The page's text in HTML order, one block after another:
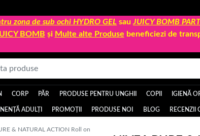
zona de sub ochi HYDRO GEL sau JUICY BOMB
BOMB și Multe alte Produse beneficiezi de
CORP PĂR PRODUSE PENTRU UNGHII COPII IGIENĂ
ADULȚI PROMOȚII PRODUSE NOI BLOG RECENZII
& NATURAL ACTION Roll on